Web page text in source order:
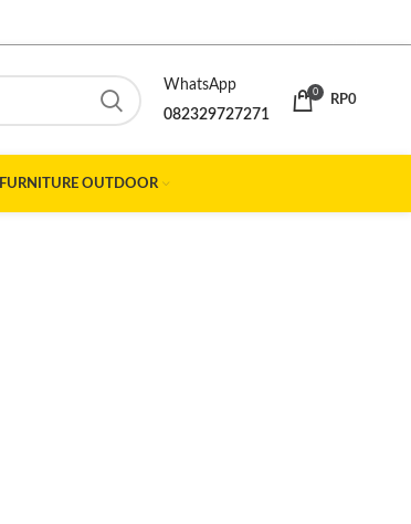
WhatsApp
082329727271
0
RP0
FURNITURE OUTDOOR